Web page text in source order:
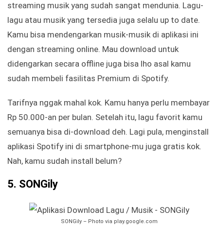
streaming musik yang sudah sangat mendunia. Lagu-
lagu atau musik yang tersedia juga selalu up to date.
Kamu bisa mendengarkan musik-musik di aplikasi ini
dengan streaming online. Mau download untuk
didengarkan secara offline juga bisa lho asal kamu
sudah membeli fasilitas Premium di Spotify.
Tarifnya nggak mahal kok. Kamu hanya perlu membayar
Rp 50.000-an per bulan. Setelah itu, lagu favorit kamu
semuanya bisa di-download deh. Lagi pula, menginstall
aplikasi Spotify ini di smartphone-mu juga gratis kok.
Nah, kamu sudah install belum?
5. SONGily
SONGily – Photo via play.google.com